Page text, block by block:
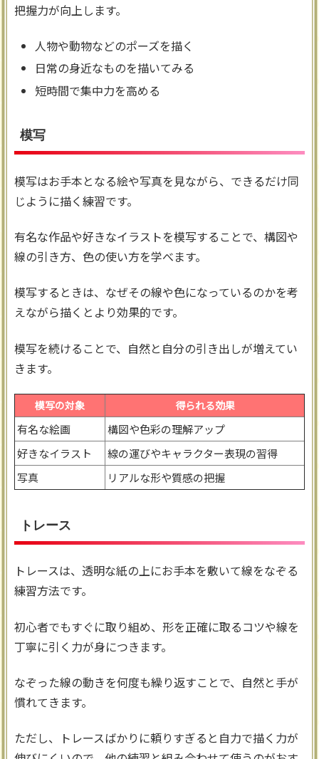
把握力が向上します。
人物や動物などのポーズを描く
日常の身近なものを描いてみる
短時間で集中力を高める
模写
模写はお手本となる絵や写真を見ながら、できるだけ同
じように描く練習です。
有名な作品や好きなイラストを模写することで、構図や
線の引き方、色の使い方を学べます。
模写するときは、なぜその線や色になっているのかを考
えながら描くとより効果的です。
模写を続けることで、自然と自分の引き出しが増えてい
きます。
模写の対象 得られる効果
有名な絵画
構図や色彩の理解アップ
好きなイラスト
線の運びやキャラクター表現の習得
写真
リアルな形や質感の把握
トレース
トレースは、透明な紙の上にお手本を敷いて線をなぞる
練習方法です。
初心者でもすぐに取り組め、形を正確に取るコツや線を
丁寧に引く力が身につきます。
なぞった線の動きを何度も繰り返すことで、自然と手が
慣れてきます。
ただし、トレースばかりに頼りすぎると自力で描く力が